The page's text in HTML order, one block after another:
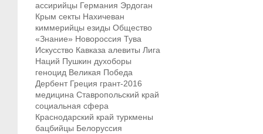
ассирийцы Германия Эрдоган
Крым секты Нахичеван
киммерийцы езиды Общество
«Знание» Новороссия Тува
Искусство Кавказа алевиты Лига
Наций Пушкин духоборы
геноцид Великая Победа
Дербент Греция грант-2016
медицина Ставропольский край
социальная сфера
Краснодарский край туркмены
бацбийцы Белоруссия